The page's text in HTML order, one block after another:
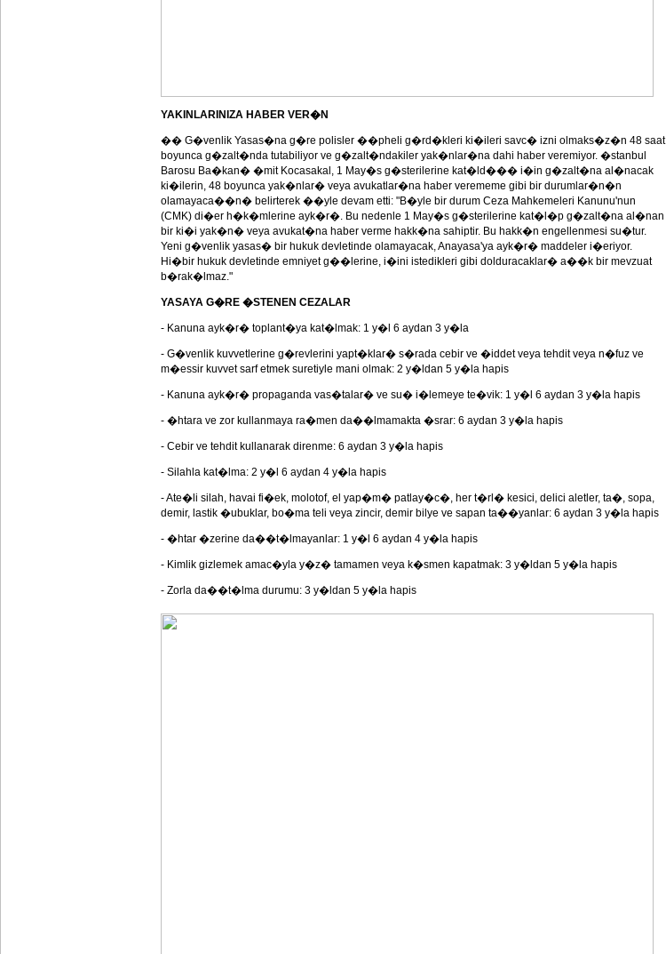
YAKINLARINIZA HABER VER�N
�� G�venlik Yasas�na g�re polisler ��pheli g�rd�kleri ki�ileri savc� izni olmaks�z�n 48 saat
boyunca g�zalt�nda tutabiliyor ve g�zalt�ndakiler yak�nlar�na dahi haber veremiyor. �stanbul
Barosu Ba�kan� �mit Kocasakal, 1 May�s g�sterilerine kat�ld��� i�in g�zalt�na al�nacak
ki�ilerin, 48 boyunca yak�nlar� veya avukatlar�na haber verememe gibi bir durumlar�n�n
olamayaca��n� belirterek ��yle devam etti: "B�yle bir durum Ceza Mahkemeleri Kanunu'nun
(CMK) di�er h�k�mlerine ayk�r�. Bu nedenle 1 May�s g�sterilerine kat�l�p g�zalt�na al�nan
bir ki�i yak�n� veya avukat�na haber verme hakk�na sahiptir. Bu hakk�n engellenmesi su�tur.
Yeni g�venlik yasas� bir hukuk devletinde olamayacak, Anayasa'ya ayk�r� maddeler i�eriyor.
Hi�bir hukuk devletinde emniyet g��lerine, i�ini istedikleri gibi dolduracaklar� a��k bir mevzuat
b�rak�lmaz."
YASAYA G�RE �STENEN CEZALAR
- Kanuna ayk�r� toplant�ya kat�lmak: 1 y�l 6 aydan 3 y�la
- G�venlik kuvvetlerine g�revlerini yapt�klar� s�rada cebir ve �iddet veya tehdit veya n�fuz ve
m�essir kuvvet sarf etmek suretiyle mani olmak: 2 y�ldan 5 y�la hapis
- Kanuna ayk�r� propaganda vas�talar� ve su� i�lemeye te�vik: 1 y�l 6 aydan 3 y�la hapis
- �htara ve zor kullanmaya ra�men da��lmamakta �srar: 6 aydan 3 y�la hapis
- Cebir ve tehdit kullanarak direnme: 6 aydan 3 y�la hapis
- Silahla kat�lma: 2 y�l 6 aydan 4 y�la hapis
- Ate�li silah, havai fi�ek, molotof, el yap�m� patlay�c�, her t�rl� kesici, delici aletler, ta�, sopa,
demir, lastik �ubuklar, bo�ma teli veya zincir, demir bilye ve sapan ta��yanlar: 6 aydan 3 y�la hapis
- �htar �zerine da��t�lmayanlar: 1 y�l 6 aydan 4 y�la hapis
- Kimlik gizlemek amac�yla y�z� tamamen veya k�smen kapatmak: 3 y�ldan 5 y�la hapis
- Zorla da��t�lma durumu: 3 y�ldan 5 y�la hapis